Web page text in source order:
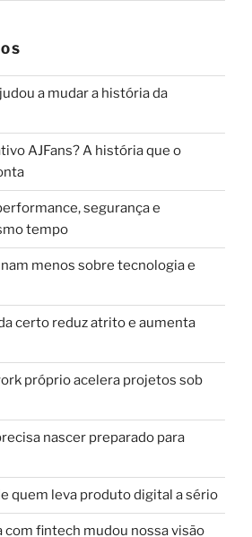
a mudar a história da
AJFans? A história que o
segurança e
tempo
menos sobre tecnologia e
certo reduz atrito e aumenta
próprio acelera projetos sob
nascer preparado para
quem leva produto digital a sério
com fintech mudou nossa visão